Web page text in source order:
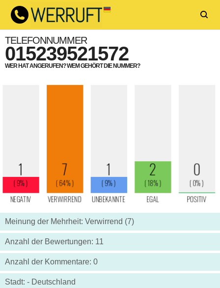
TELEFONNUMMER
015239521572
WER HAT ANGERUFEN? WEM GEHÖRT DIE NUMMER?
Meinung der Mehrheit: Verwirrend (7)
Anzahl der Bewertungen: 11
Anzahl der Kommentare: 0
Stadt: - Deutschland